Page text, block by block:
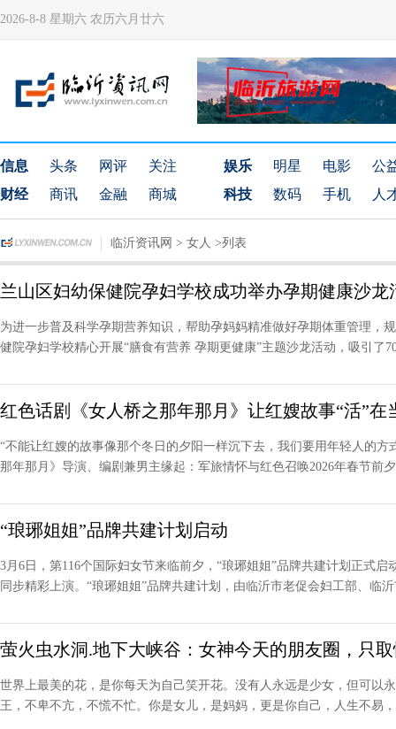
2026-8-8 星期六 农历六月廿六
信息 头条 网评
关注
财经
商讯 金融 商城
娱乐 明星 电影
公
科技
数码 手机 人
临沂资讯网 > 女人 >列表
兰山区妇幼保健院孕妇学校成功举办孕期健康沙龙
为进一步普及科学孕期营养知识，帮助孕妈妈精准做好孕期体重管理，
健院孕妇学校精心开展“膳食有营养 孕期更健康”主题沙龙活动，吸引了
红色话剧《女人桥之那年那月》让红嫂故事“活”在
“不能让红嫂的故事像那个冬日的夕阳一样沉下去，我们要用年轻人的
那年那月》导演、编剧兼男主缘起：军旅情怀与红色召唤2026年春节前
“琅琊姐姐”品牌共建计划启动
3月6日，第116个国际妇女节来临前夕，“琅琊姐姐”品牌共建计划正式
同步精彩上演。“琅琊姐姐”品牌共建计划，由临沂市老促会妇工部、临
萤火虫水洞.地下大峡谷：女神今天的朋友圈，只
世界上最美的花，是你每天为自己笑开花。没有人永远是少女，但可以
王，不卑不亢，不慌不忙。你是女儿，是妈妈，更是你自己，人生不易